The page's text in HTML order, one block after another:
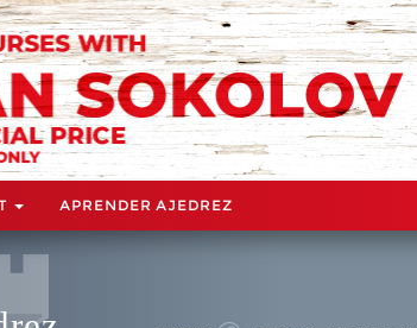
APRENDER AJEDREZ